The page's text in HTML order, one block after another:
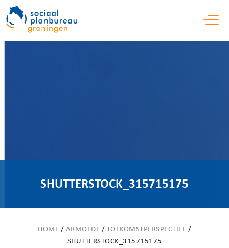
SHUTTERSTOCK_315715175
HOME / ARMOEDE / TOEKOMSTPERSPECTIEF /
SHUTTERSTOCK_315715175